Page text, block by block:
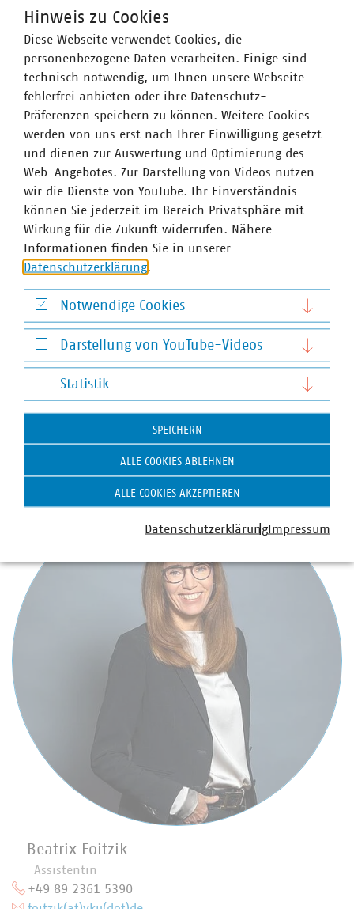
Ansprechpartner
Gunnar Braun
Geschäftsführer
Beatrix Foitzik
Assistentin
+49 89 2361 5390
Hinweis zu Cookies
Diese Webseite verwendet Cookies, die
personenbezogene Daten verarbeiten. Einige sind
technisch notwendig, um Ihnen unsere Webseite
fehlerfrei anbieten oder ihre Datenschutz-
Präferenzen speichern zu können. Weitere Cookies
werden von uns erst nach Ihrer Einwilligung gesetzt
und dienen zur Auswertung und Optimierung des
Web-Angebotes. Zur Darstellung von Videos nutzen
wir die Dienste von YouTube. Ihr Einverständnis
können Sie jederzeit im Bereich Privatsphäre mit
Wirkung für die Zukunft widerrufen. Nähere
Informationen finden Sie in unserer
Datenschutzerklärung.
Notwendige Cookies
Notwendige Cookies
Darstellung von YouTube-Videos
Darstellung von YouTube-Videos
Statistik
Statistik
SPEICHERN
ALLE COOKIES ABLEHNEN
ALLE COOKIES AKZEPTIEREN
DatenschutzerklärungImpressum